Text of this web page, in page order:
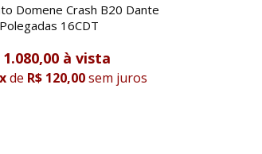
Domene Crash B20 Dante
16CDT
1.080,00
xde R$ 120,00sem juros